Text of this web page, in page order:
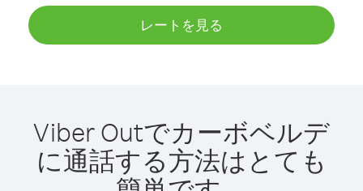
レートを見る
Viber Outでカーボベルデ
に通話する方法はとても